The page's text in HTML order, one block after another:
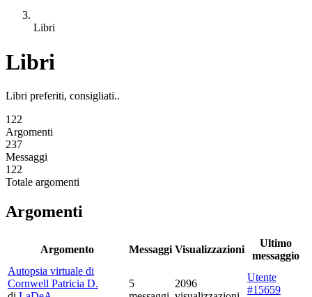
Libri
Libri
Libri preferiti, consigliati..
122
Argomenti
237
Messaggi
122
Totale argomenti
Argomenti
Argomento Messaggi Visualizzazioni
Ultimo
messaggio
Autopsia virtuale di
Cornwell Patricia D.
5
2096
Utente
#15659